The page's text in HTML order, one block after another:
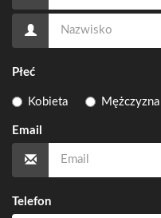
Płeć
Kobieta Mężczyzna
Email
Telefon